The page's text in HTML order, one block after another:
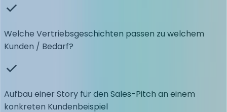
Welche Vertriebsgeschichten passen zu welchem
Kunden / Bedarf?
Aufbau einer Story für den Sales-Pitch an einem
konkreten Kundenbeispiel